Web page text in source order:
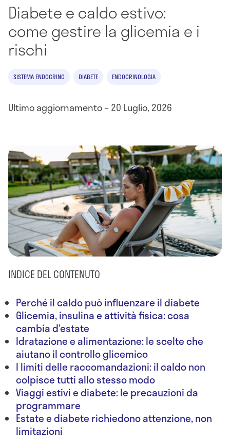
Diabete e caldo estivo:
come gestire la glicemia e i
rischi
SISTEMA ENDOCRINO DIABETE ENDOCRINOLOGIA
Ultimo aggiornamento – 20 Luglio, 2026
INDICE DEL CONTENUTO
Perché il caldo può influenzare il diabete
Glicemia, insulina e attività fisica: cosa
cambia d’estate
Idratazione e alimentazione: le scelte che
aiutano il controllo glicemico
I limiti delle raccomandazioni: il caldo non
colpisce tutti allo stesso modo
Viaggi estivi e diabete: le precauzioni da
programmare
Estate e diabete richiedono attenzione, non
limitazioni